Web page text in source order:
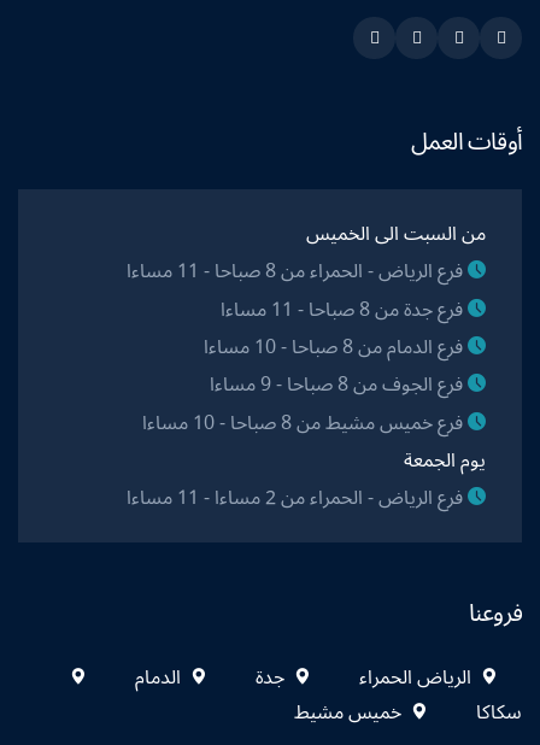
Snapchat
Twitter
Linkedin
Instagram
أوقات العمل
من السبت الى الخميس
فرع الرياض - الحمراء من 8 صباحا - 11 مساءا
فرع جدة من 8 صباحا - 11 مساءا
فرع الدمام من 8 صباحا - 10 مساءا
فرع الجوف من 8 صباحا - 9 مساءا
فرع خميس مشيط من 8 صباحا - 10 مساءا
يوم الجمعة
فرع الرياض - الحمراء من 2 مساءا - 11 مساءا
فروعنا
الرياض الحمراء جدة
الدمام
سكاكا
خميس مشيط